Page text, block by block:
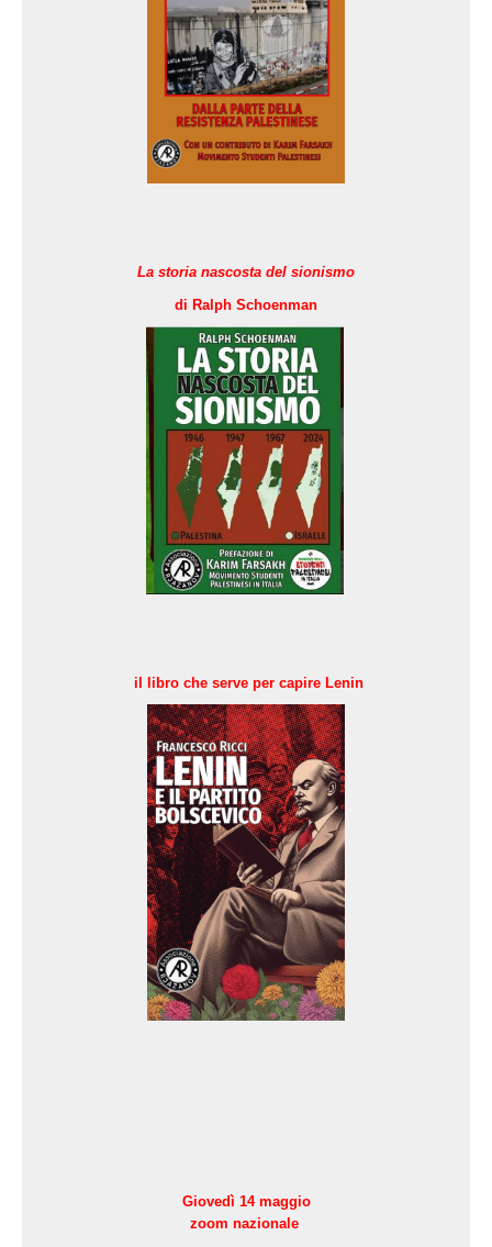
La storia nascosta del sionismo
di Ralph Schoenman
il libro che serve per capire Lenin
Giovedì 14 maggio
zoom nazionale